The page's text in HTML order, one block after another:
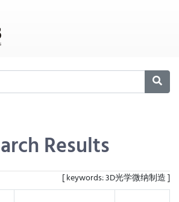
Results
[ keywords: 3D光学微纳制造 ]